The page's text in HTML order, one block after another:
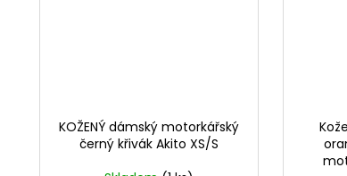
KOŽENÝ dámský motorkářský
černý křivák Akito XS/S